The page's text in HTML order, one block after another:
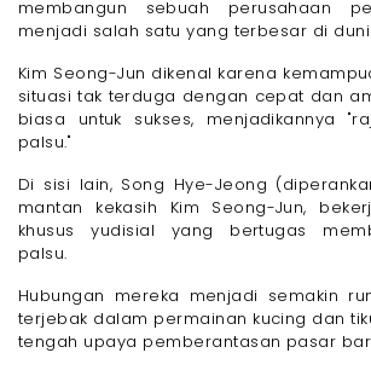
membangun sebuah perusahaan
menjadi salah satu yang terbesar di
Kim Seong-Jun dikenal karena
situasi tak terduga dengan cepat dan
biasa untuk sukses, menjadikannya
palsu."
Di sisi lain, Song Hye-Jeong
mantan kekasih Kim Seong-Jun,
khusus yudisial yang bertugas
palsu.
Hubungan mereka menjadi semakin
terjebak dalam permainan kucing dan
tengah upaya pemberantasan pasar